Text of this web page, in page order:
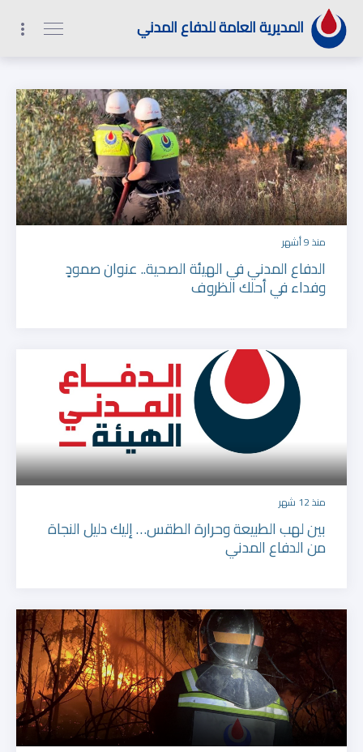
المديرية العامة للدفاع المدني
0
1
منذ 9 أشهر
الدفاع المدني في الهيئة الصحية.. عنوان صمودٍ
وفداء في أحلك الظروف
منذ 12 شهر
بين لهب الطبيعة وحرارة الطقس… إليك دليل النجاة
من الدفاع المدني